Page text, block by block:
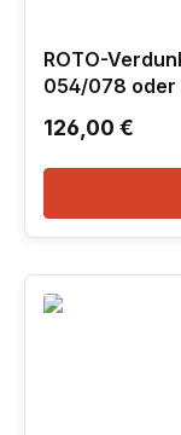
ROTO-
Regulärer
126,00 €